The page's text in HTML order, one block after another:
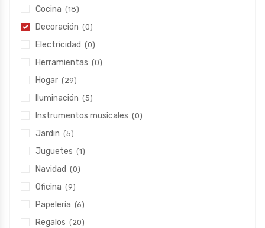
Cocina (18)
Decoración (0)
Electricidad (0)
Herramientas (0)
Hogar (29)
Iluminación (5)
Instrumentos musicales (0)
Jardin (5)
Juguetes (1)
Navidad (0)
Oficina (9)
Papelería (6)
Regalos (20)